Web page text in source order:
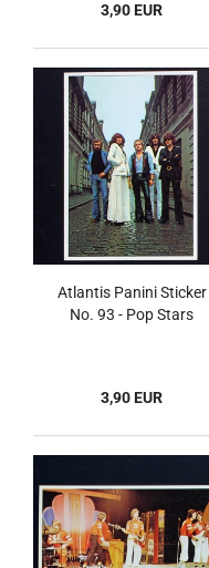
3,90 EUR
Atlantis Panini Sticker
No. 93 - Pop Stars
3,90 EUR